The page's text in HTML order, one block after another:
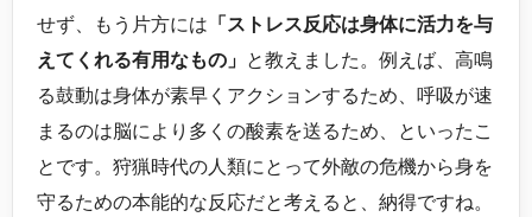
せず、もう片方には 「ストレス反応は身体に活力を与
えてくれる有用なもの」 と教えました。例えば、高鳴
る鼓動は身体が素早くアクションするため、呼吸が速
まるのは脳により多くの酸素を送るため、といったこ
とです。狩猟時代の人類にとって外敵の危機から身を
守るための本能的な反応だと考えると、納得ですね。